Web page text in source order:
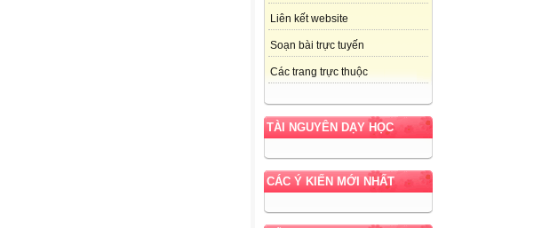
Liên kết website
Soạn bài trực tuyến
Các trang trực thuộc
TÀI NGUYÊN DẠY HỌC
CÁC Ý KIẾN MỚI NHẤT